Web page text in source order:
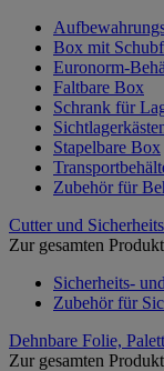
Box mit
Euronorm-
Faltbare Box
Schrank für
Stapelbare Box
Zubehör für
Cutter und
Zur gesamten
Sicherheits-
Zubehör für
Dehnbare Folie,
Zur gesamten